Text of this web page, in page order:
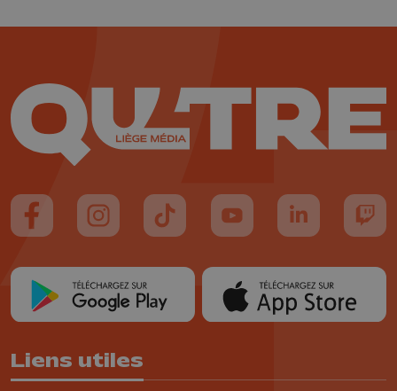
Suivez-nous sur FaceBook
Suivez-nous sur Instagram
Suivez-nous sur TikTok
Suivez-nous sur YouTube
Suivez-nous
Liens utiles